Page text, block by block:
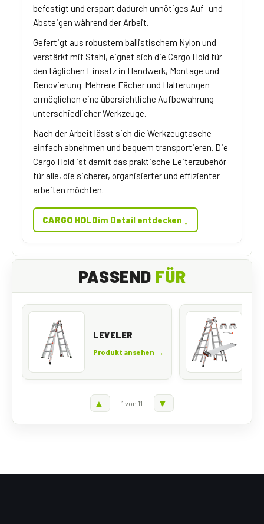
befestigt und erspart dadurch unnötiges Auf- und
Absteigen während der Arbeit.
Gefertigt aus robustem ballistischem Nylon und
verstärkt mit Stahl, eignet sich die Cargo Hold für
den täglichen Einsatz in Handwerk, Montage und
Renovierung. Mehrere Fächer und Halterungen
ermöglichen eine übersichtliche Aufbewahrung
unterschiedlicher Werkzeuge.
Nach der Arbeit lässt sich die Werkzeugtasche
einfach abnehmen und bequem transportieren. Die
Cargo Hold ist damit das praktische Leiterzubehör
für alle, die sicherer, organisierter und effizienter
arbeiten möchten.
CARGO HOLDim Detail entdecken ↓
PASSEND FÜR
LEVELER
Produkt ansehen →
▲ 1 von 11 ▼